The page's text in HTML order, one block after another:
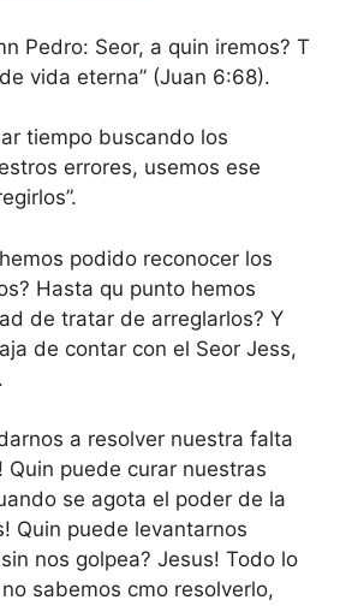
Pedro: Seor, a quin iremos? T
vida eterna” (Juan 6:68).
tiempo buscando los
errores, usemos ese
podido reconocer los
Hasta qu punto hemos
de tratar de arreglarlos? Y
de contar con el Seor Jess,
a resolver nuestra falta
Quin puede curar nuestras
se agota el poder de la
Quin puede levantarnos
nos golpea? Jesus! Todo lo
sabemos cmo resolverlo,